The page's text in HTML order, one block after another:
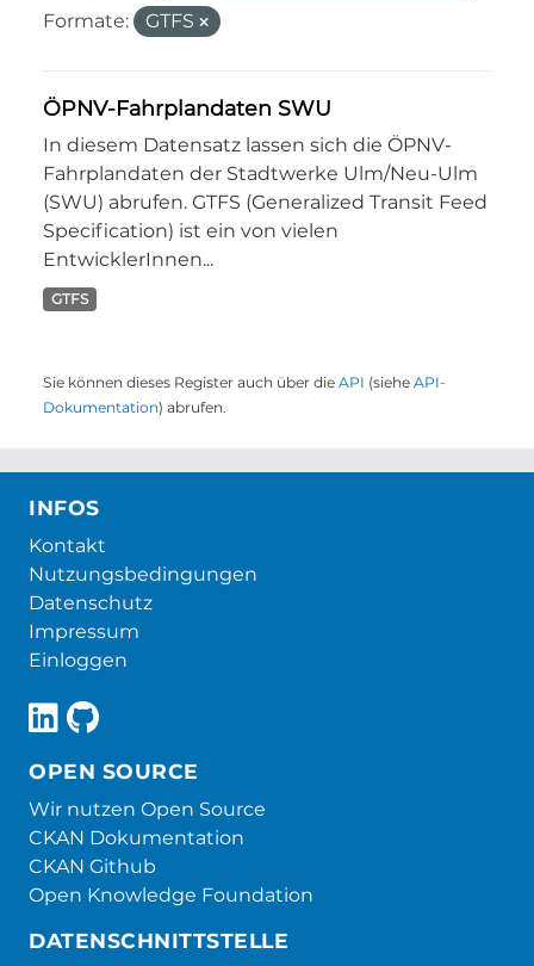
Formate:
GTFS
ÖPNV-Fahrplandaten SWU
In diesem Datensatz lassen sich die ÖPNV-
Fahrplandaten der Stadtwerke Ulm/Neu-Ulm
(SWU) abrufen. GTFS (Generalized Transit Feed
Specification) ist ein von vielen
EntwicklerInnen...
GTFS
Sie können dieses Register auch über die API (siehe API-
Dokumentation) abrufen.
INFOS
Kontakt
Nutzungsbedingungen
Datenschutz
Impressum
Einloggen
OPEN SOURCE
Wir nutzen Open Source
CKAN Dokumentation
CKAN Github
Open Knowledge Foundation
DATENSCHNITTSTELLE